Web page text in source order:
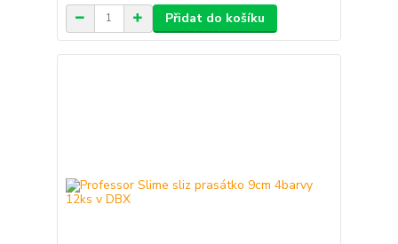
Přidat do košíku